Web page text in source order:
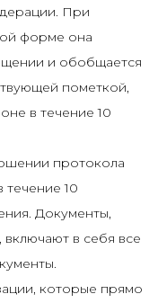
При
форме она
и обобщается
пометкой,
в течение 10
протокола
течение 10
Документы,
в себя все
которые прямо